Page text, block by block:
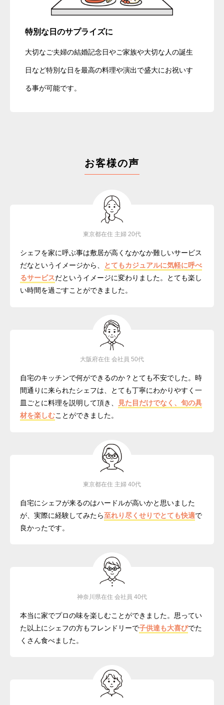
特別な日のサプライズに
大切なご夫婦の結婚記念日やご家族や大切な人の誕生
日など特別な日を最高の料理や演出で盛大にお祝いす
る事が可能です。
お客様の声
東京都在住 主婦 20代
シェフを家に呼ぶ事は敷居が高くなかなか難しいサービス
だなというイメージから、
とてもカジュアルに気軽に呼べ
るサービスだというイメージに変わりました。とても楽し
い時間を過ごすことができました。
大阪府在住 会社員 50代
自宅のキッチンで何ができるのか？とても不安でした。時
間通りに来られたシェフは、とても丁寧にわかりやすく一
皿ごとに料理を説明して頂き、
見た目だけでなく、旬の具
材を楽しむことができました。
東京都在住 主婦 40代
自宅にシェフが来るのはハードルが高いかと思いました
が、実際に経験してみたら至れり尽くせりでとても快適で
良かったです。
神奈川県在住 会社員 40代
本当に家でプロの味を楽しむことができました。思ってい
た以上にシェフの方もフレンドリーで子供達も大喜びでた
くさん食べました。